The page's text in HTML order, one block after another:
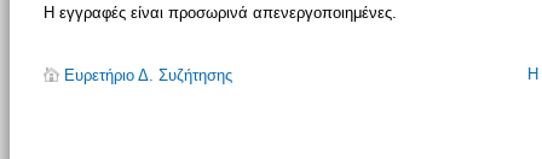
Η εγγραφές είναι προσωρινά απενεργοποιημένες.
Ευρετήριο Δ. Συζήτησης Η